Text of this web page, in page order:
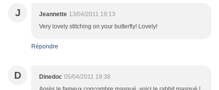
J Jeannette 13/04/2011 19:13
Very lovely stitching on your butterfly! Lovely!
Répondre
D Dinedoc 05/04/2011 19:38